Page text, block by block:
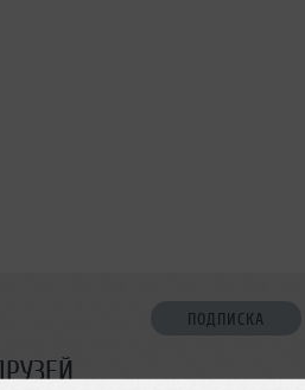
ПОДПИСКА